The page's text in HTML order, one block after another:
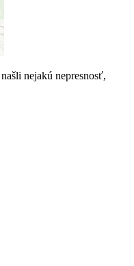
nejakú nepresnosť,